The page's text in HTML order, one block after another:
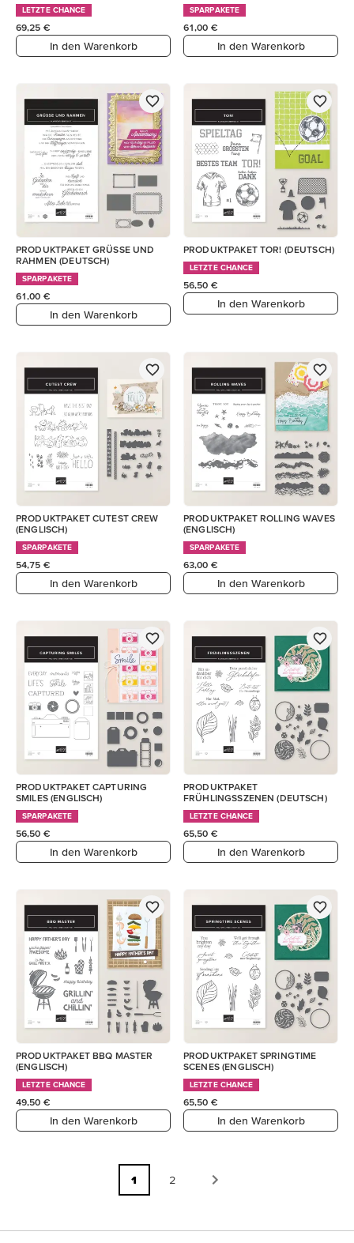
LETZTE CHANCE
69,25 €
In den Warenkorb
SPARPAKETE
61,00 €
In den Warenkorb
PRODUKTPAKET GRÜSSE UND
RAHMEN (DEUTSCH)
SPARPAKETE
61,00 €
In den Warenkorb
PRODUKTPAKET TOR! (DEUTSCH)
LETZTE CHANCE
56,50 €
In den Warenkorb
PRODUKTPAKET CUTEST CREW
(ENGLISCH)
SPARPAKETE
54,75 €
In den Warenkorb
PRODUKTPAKET ROLLING WAVES
(ENGLISCH)
SPARPAKETE
63,00 €
In den Warenkorb
PRODUKTPAKET CAPTURING
SMILES (ENGLISCH)
SPARPAKETE
56,50 €
In den Warenkorb
PRODUKTPAKET
FRÜHLINGSSZENEN (DEUTSCH)
LETZTE CHANCE
65,50 €
In den Warenkorb
PRODUKTPAKET BBQ MASTER
(ENGLISCH)
LETZTE CHANCE
49,50 €
In den Warenkorb
PRODUKTPAKET SPRINGTIME
SCENES (ENGLISCH)
LETZTE CHANCE
65,50 €
In den Warenkorb
1 2